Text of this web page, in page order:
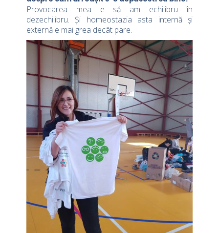
Provocarea mea e să am echilibru în
dezechilibru. Și homeostazia asta internă și
externă e mai grea decât pare.